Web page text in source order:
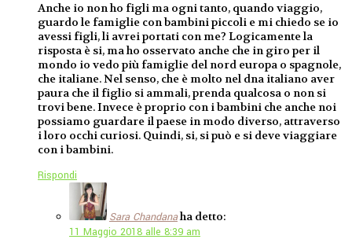
Anche io non ho figli ma ogni tanto, quando viaggio,
guardo le famiglie con bambini piccoli e mi chiedo se io
avessi figli, li avrei portati con me? Logicamente la
risposta è si, ma ho osservato anche che in giro per il
mondo io vedo più famiglie del nord europa o spagnole,
che italiane. Nel senso, che è molto nel dna italiano aver
paura che il figlio si ammali, prenda qualcosa o non si
trovi bene. Invece è proprio con i bambini che anche noi
possiamo guardare il paese in modo diverso, attraverso
i loro occhi curiosi. Quindi, si, si può e si deve viaggiare
con i bambini.
Rispondi
Sara Chandanaha detto:
11 Maggio 2018 alle 8:39 am